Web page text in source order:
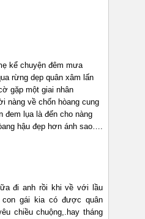
kể chuyện đêm mưa
rừng dẹp quân xâm lấn
gặp một giai nhân
nàng về chốn hòang cung
đem lụa là đến cho nàng
hậu đẹp hơn ánh sao….
đi anh rồi khi về với lầu
gái kia có được quân
chiều chuộng,.hay tháng